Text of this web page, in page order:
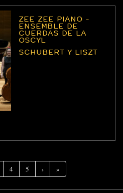
ZEE ZEE PIANO -
ENSEMBLE DE
CUERDAS DE LA
OSCYL
SCHUBERT Y LISZT
4 5 › »